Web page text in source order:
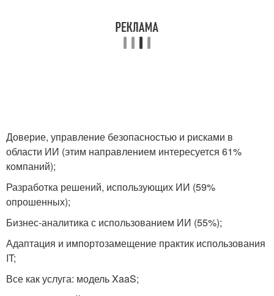
Доверие, управление безопасностью и рисками в
области ИИ (этим направлением интересуется 61%
компаний);
Разработка решений, использующих ИИ (59%
опрошенных);
Бизнес-аналитика с использованием ИИ (55%);
Адаптация и импортозамещение практик использования
IT;
Все как услуга: модель XaaS;